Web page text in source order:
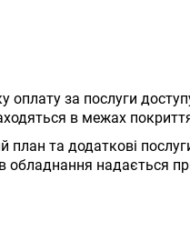
за послуги
в межах
та додаткові
надається